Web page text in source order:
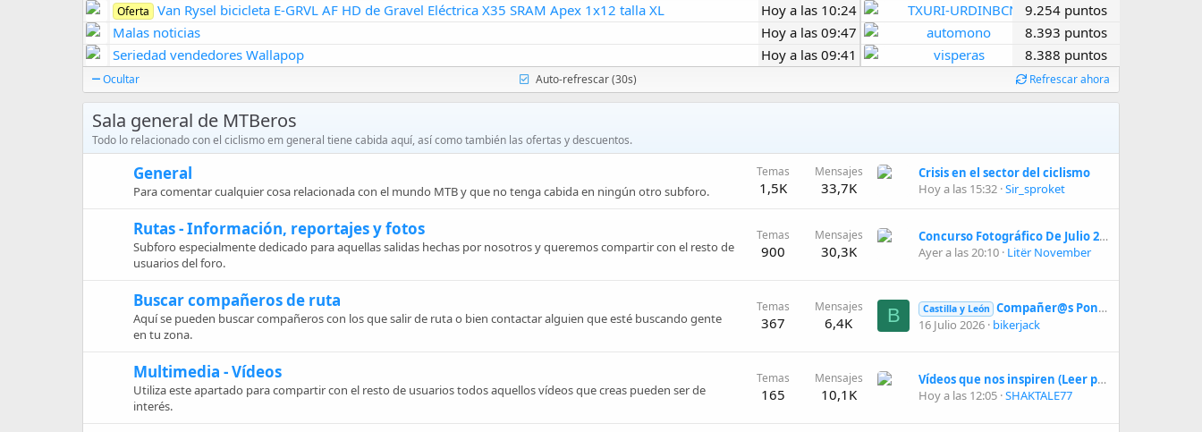
TXURI-URDINBCN
9.254
automono
8.393
visperas
8.388
Oferta Van Rysel bicicleta E-GRVL AF HD de Gravel Eléctrica X35 SRAM Apex 1x12 talla XL
Hoy a las 10:24
Malas noticias
Hoy a las 09:47
Seriedad vendedores Wallapop
Hoy a las 09:41
Auto-refrescar (30s)
Ocultar Refrescar ahora
Sala general de MTBeros
Todo lo relacionado con el ciclismo em general tiene cabida aquí, así como también las ofertas y descuentos.
General
Para comentar cualquier cosa relacionada con el mundo MTB y que no tenga cabida en ningún otro subforo.
Temas
1,5K
Mensajes
33,7K
Crisis en el sector del ciclismo
Hoy a las 15:32 Sir_sproket
Rutas - Información, reportajes y fotos
Subforo especialmente dedicado para aquellas salidas hechas por nosotros y queremos compartir con el resto de
usuarios del foro.
Temas
900
Mensajes
30,3K
Concurso Fotográfico De Julio 2026 ( FIGURAS ) [ VOTACIÓN ]
Ayer a las 20:10 Litër November
Buscar compañeros de ruta
Aquí se pueden buscar compañeros con los que salir de ruta o bien contactar alguien que esté buscando gente
en tu zona.
Temas
367
Mensajes
6,4K B Castilla y León Compañer@s Ponferrada/ Toral de los Vados
16 Julio 2026 bikerjack
Multimedia - Vídeos
Utiliza este apartado para compartir con el resto de usuarios todos aquellos vídeos que creas pueden ser de
interés.
Temas
165
Mensajes
10,1K
Vídeos que nos inspiren (Leer primer post)
Hoy a las 12:05 SHAKTALE77